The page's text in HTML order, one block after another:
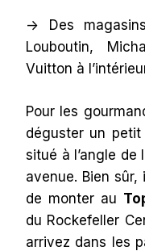
-> Des
Louboutin,
Vuitton à
Pour les
déguster un
situé à l’angle
avenue. Bien
de monter au
du Rockefeller
arrivez dans les